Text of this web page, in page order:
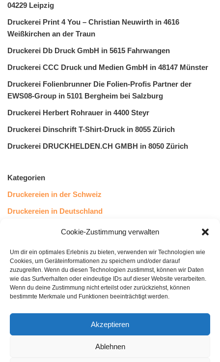
Cookie-Zustimmung verwalten
Um dir ein optimales Erlebnis zu bieten, verwenden wir Technologien wie
Cookies, um Geräteinformationen zu speichern und/oder darauf
zuzugreifen. Wenn du diesen Technologien zustimmst, können wir Daten
wie das Surfverhalten oder eindeutige IDs auf dieser Website verarbeiten.
Wenn du deine Zustimmung nicht erteilst oder zurückziehst, können
bestimmte Merkmale und Funktionen beeinträchtigt werden.
Akzeptieren
Ablehnen
04229 Leipzig
Druckerei Print 4 You – Christian Neuwirth in 4616
Weißkirchen an der Traun
Druckerei Db Druck GmbH in 5615 Fahrwangen
Druckerei CCC Druck und Medien GmbH in 48147 Münster
Druckerei Folienbrunner Die Folien-Profis Partner der
EWS08-Group in 5101 Bergheim bei Salzburg
Druckerei Herbert Rohrauer in 4400 Steyr
Druckerei Dinschrift T-Shirt-Druck in 8055 Zürich
Druckerei DRUCKHELDEN.CH GMBH in 8050 Zürich
Kategorien
Druckereien in der Schweiz
Druckereien in Deutschland
Druckereien in Österreich
Kundenstimmen